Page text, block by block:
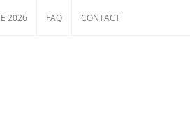
2026 FAQ CONTACT